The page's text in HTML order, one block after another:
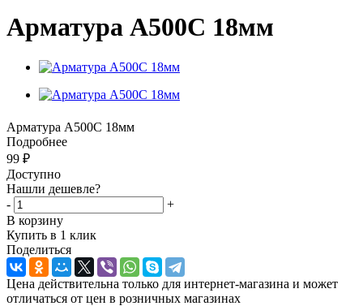
Арматура А500С 18мм
Арматура А500С 18мм
Подробнее
99 ₽
Доступно
Нашли дешевле?
-
+
В корзину
Купить в 1 клик
Поделиться
Цена действительна только для интернет-магазина и может
отличаться от цен в розничных магазинах